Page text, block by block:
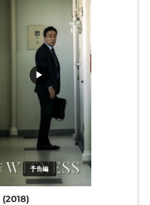
予告編
▶
(2018)